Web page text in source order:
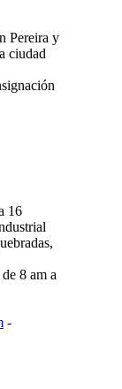
Pereira y
ciudad
16
8 am a
-